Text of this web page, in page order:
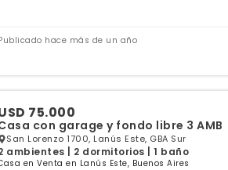
hace más de un año
75.000
con garage y fondo libre 3 AMB
San Lorenzo 1700, Lanús Este, GBA Sur
ambientes | 2 dormitorios | 1 baño
en Venta en Lanús Este, Buenos Aires